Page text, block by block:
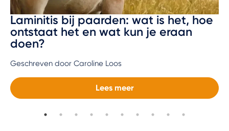
Laminitis bij paarden: wat is het, hoe
ontstaat het en wat kun je eraan
doen?
Geschreven door Caroline Loos
Lees meer